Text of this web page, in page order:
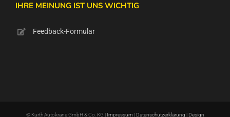
IHRE MEINUNG IST UNS WICHTIG
Feedback-Formular
© Kurth Autokrane GmbH & Co. KG | Impressum| Datenschutzerklärung | Design